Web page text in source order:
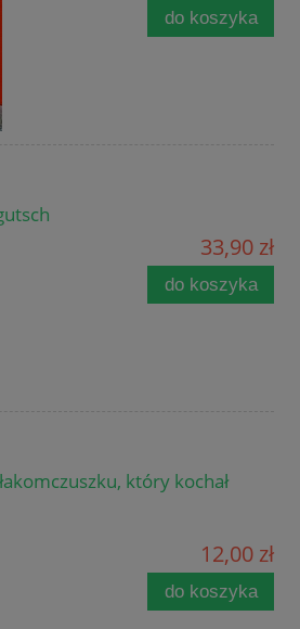
do koszyka
33,90 zł
do koszyka
który kochał
12,00 zł
do koszyka